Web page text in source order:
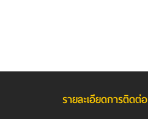
รายละเอียดการติดต่อ